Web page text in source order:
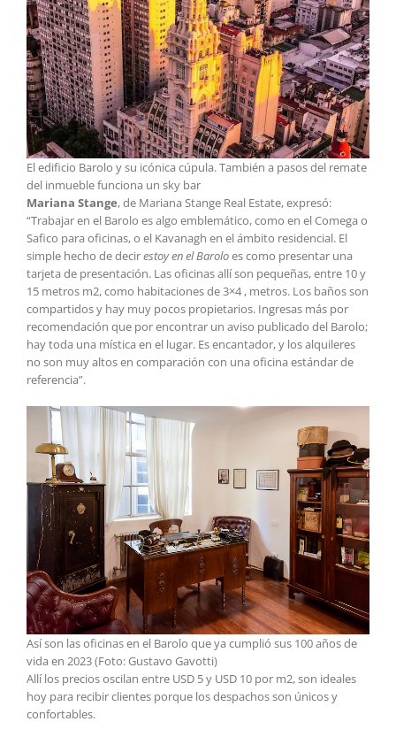
El edificio Barolo y su icónica cúpula. También a pasos del remate
del inmueble funciona un sky bar
Mariana Stange, de Mariana Stange Real Estate, expresó:
“Trabajar en el Barolo es algo emblemático, como en el Comega o
Safico para oficinas, o el Kavanagh en el ámbito residencial. El
simple hecho de decirestoy en el Baroloes como presentar una
tarjeta de presentación. Las oficinas allí son pequeñas, entre 10 y
15 metros m2, como habitaciones de 3×4 , metros. Los baños son
compartidos y hay muy pocos propietarios. Ingresas más por
recomendación que por encontrar un aviso publicado del Barolo;
hay toda una mística en el lugar. Es encantador, y los alquileres
no son muy altos en comparación con una oficina estándar de
referencia”.
Así son las oficinas en el Barolo que ya cumplió sus 100 años de
vida en 2023 (Foto: Gustavo Gavotti)
Allí los precios oscilan entre USD 5 y USD 10 por m2, son ideales
hoy para recibir clientes porque los despachos son únicos y
confortables.